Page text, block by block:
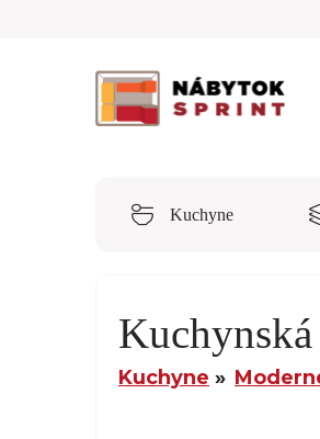
Kuchyne
Kuchyne